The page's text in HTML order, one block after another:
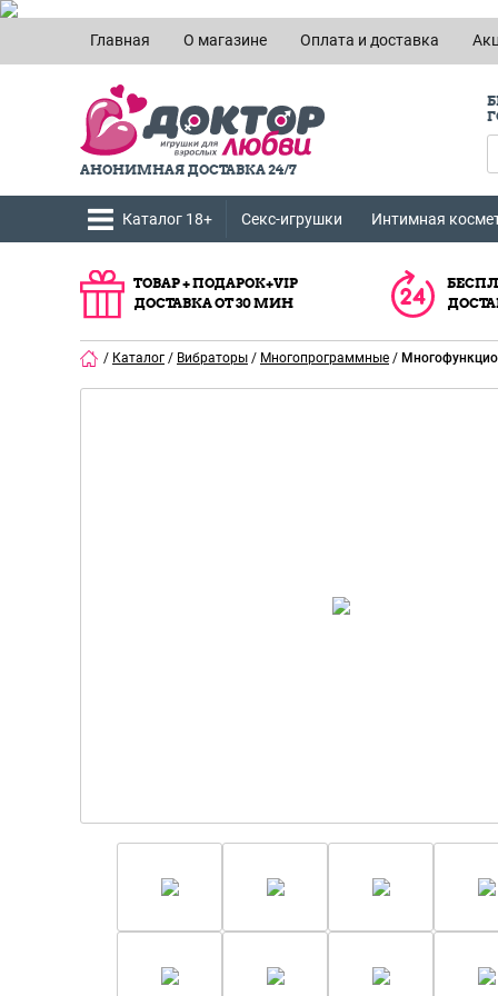
Главная О магазине Оплата и доставка
АНОНИМНАЯ ДОСТАВКА 24/7
Каталог 18+ Секс-игрушки Интимная
ТОВАР + ПОДАРОК+VIP
ДОСТАВКА ОТ 30 МИН
/ Каталог / Вибраторы / Многопрограммные /